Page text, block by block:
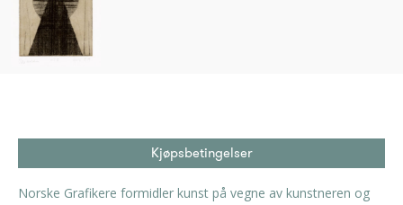
Kjøpsbetingelser
Norske Grafikere formidler kunst på vegne av kunstneren og